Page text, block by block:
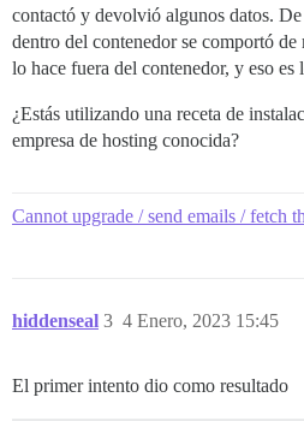
contactó y devolvió algunos datos.
dentro del contenedor se comportó
lo hace fuera del contenedor, y eso es
¿Estás utilizando una receta de
empresa de hosting conocida?
Cannot upgrade / send emails / fetch
hiddenseal 4 Enero, 2023 15:45
3
El primer intento dio como resultado